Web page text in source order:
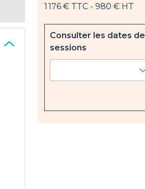
1 176 € TTC - 980 € HT
Consulter les dates de
sessions